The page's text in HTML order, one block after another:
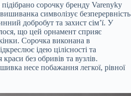
сорочку бренду Varenyky
символізує безперервність
добробут та захист сім’ї. У
що цей орнамент сприяє
Сорочка виконана в
ідею цілісності та
без обривів та вузлів.
несе побажання легкої, рівної